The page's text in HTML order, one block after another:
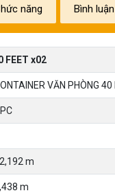
năng Bình luận
FEET x02
VĂN PHÒNG 40
m
m